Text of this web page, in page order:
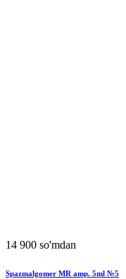
14 900 so'mdan
Spazmalgomer MR amp. 5ml №5